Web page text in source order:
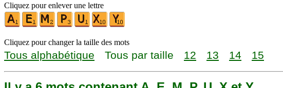
Cliquez pour enlever une lettre
Cliquez pour changer la taille des mots
Tous alphabétique Tous par taille 12 13 14 15